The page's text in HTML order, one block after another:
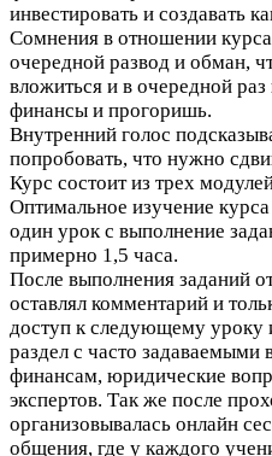
инвестировать и создавать
Сомнения в отношении
очередной развод и обман,
вложиться и в очередной
финансы и прогоришь.
Внутренний голос
попробовать, что нужно
Курс состоит из трех
Оптимальное изучение
один урок с выполнение
примерно 1,5 часа.
После выполнения заданий
оставлял комментарий и
доступ к следующему уроку
раздел с часто задаваемыми
финансам, юридические
экспертов. Так же после
организовывалась онлайн
общения, где у каждого